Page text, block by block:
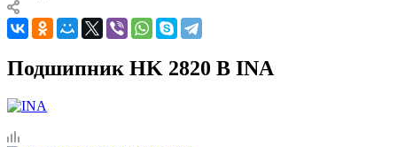
Подшипник HK 2820 B INA